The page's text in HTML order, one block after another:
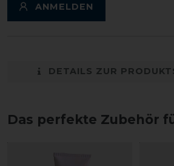
ANMELDEN
DETAILS ZUR
Das perfekte Zubehör